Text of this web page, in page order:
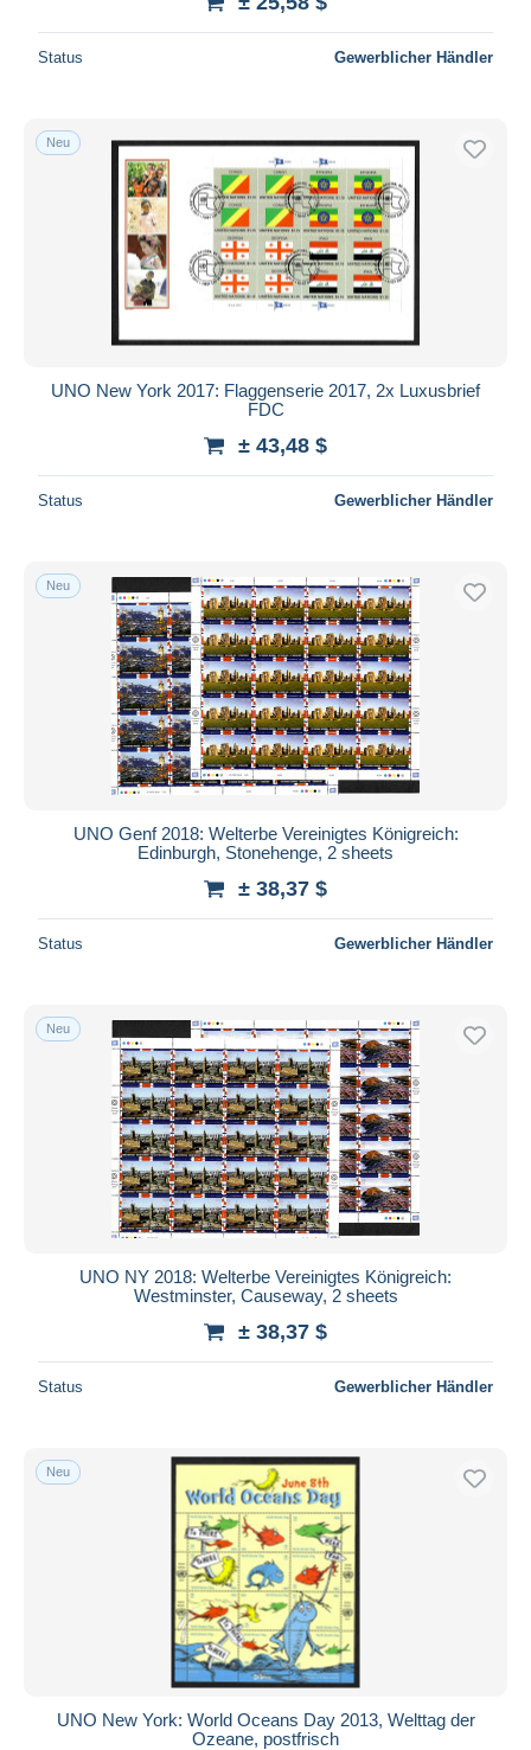
Status Gewerblicher Händler
Neu
UNO New York 2017: Flaggenserie 2017, 2x Luxusbrief
FDC
± 43,48 $
Status Gewerblicher Händler
Neu
UNO Genf 2018: Welterbe Vereinigtes Königreich:
Edinburgh, Stonehenge, 2 sheets
± 38,37 $
Status Gewerblicher Händler
Neu
UNO NY 2018: Welterbe Vereinigtes Königreich:
Westminster, Causeway, 2 sheets
± 38,37 $
Status Gewerblicher Händler
Neu
UNO New York: World Oceans Day 2013, Welttag der
Ozeane, postfrisch